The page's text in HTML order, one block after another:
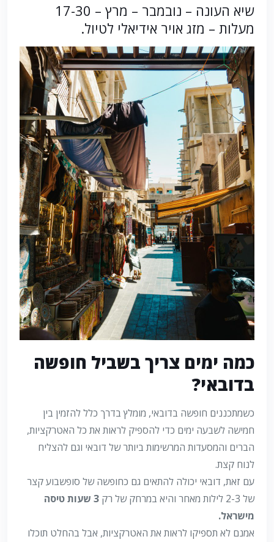
שיא העונה – נובמבר – מרץ – 17-30
מעלות – מזג אויר אידיאלי לטיול.
כמה ימים צריך בשביל חופשה
בדובאי?
כשמתכננים חופשה בדובאי, מומלץ בדרך כלל להזמין בין
חמישה לשבעה ימים כדי להספיק לראות את כל האטרקציות,
הברים והמסעדות המרשימות ביותר של דובאי וגם להצליח
לנוח קצת.
עם זאת, דובאי יכולה להתאים גם כחופשה של סופשבוע קצר
של 2-3 לילות מאחר והיא במרחק של רק
3 שעות טיסה
מישראל.
אמנם לא תספיקו לראות את האטרקציות, אבל בהחלט תוכלו